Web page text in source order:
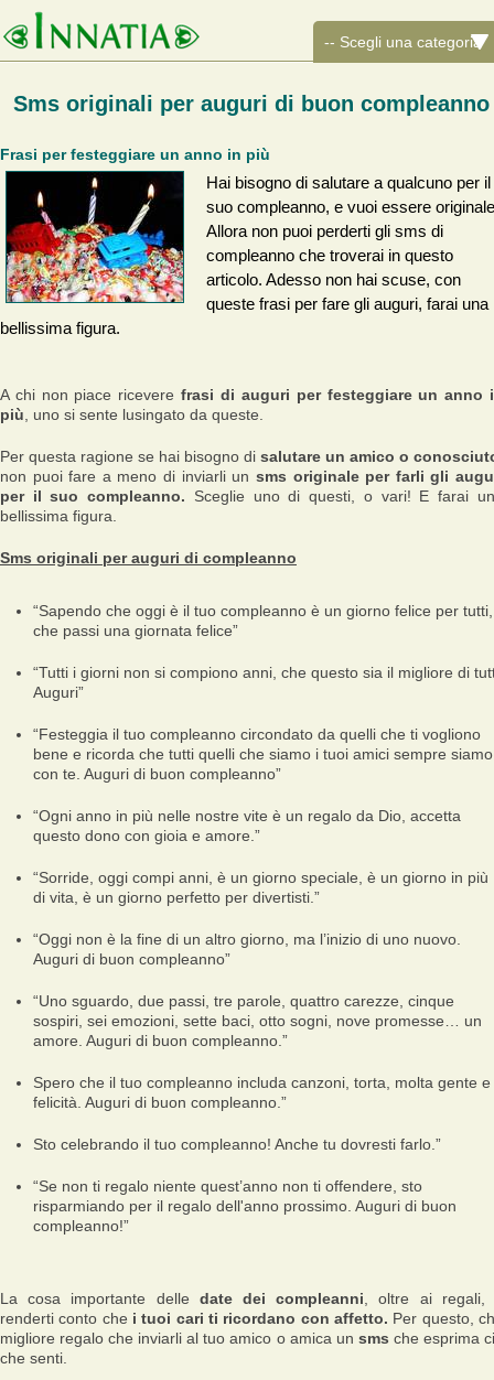
Sms originali per auguri di buon compleanno
Frasi per festeggiare un anno in più
Hai bisogno di salutare a qualcuno per il
suo compleanno, e vuoi essere
Allora non puoi perderti gli sms di
compleanno che troverai in questo
articolo. Adesso non hai scuse, con
queste frasi per fare gli auguri, farai una
bellissima figura.
A chi non piace riceverefrasi di auguri per festeggiare un anno
più , uno si sente lusingato da queste.
Per questa ragione se hai bisogno di salutare un amico o
non puoi fare a meno di inviarli un sms originale per farli gli
per il suo compleanno. Sceglie uno di questi, o vari! E farai
bellissima figura.
Sms originali per auguri di compleanno
“Sapendo che oggi è il tuo compleanno è un giorno felice per tutti,
che passi una giornata felice”
“Tutti i giorni non si compiono anni, che questo sia il migliore di
Auguri”
“Festeggia il tuo compleanno circondato da quelli che ti vogliono
bene e ricorda che tutti quelli che siamo i tuoi amici sempre siamo
con te. Auguri di buon compleanno”
“Ogni anno in più nelle nostre vite è un regalo da Dio, accetta
questo dono con gioia e amore.”
“Sorride, oggi compi anni, è un giorno speciale, è un giorno in più
di vita, è un giorno perfetto per divertisti.”
“Oggi non è la fine di un altro giorno, ma l’inizio di uno nuovo.
Auguri di buon compleanno”
“Uno sguardo, due passi, tre parole, quattro carezze, cinque
sospiri, sei emozioni, sette baci, otto sogni, nove promesse… un
amore. Auguri di buon compleanno.”
Spero che il tuo compleanno includa canzoni, torta, molta gente e
felicità. Auguri di buon compleanno.”
Sto celebrando il tuo compleanno! Anche tu dovresti farlo.”
“Se non ti regalo niente quest’anno non ti offendere, sto
risparmiando per il regalo dell'anno prossimo. Auguri di buon
compleanno!”
La cosa importante delle date dei compleanni , oltre ai regali,
renderti conto che i tuoi cari ti ricordano con affetto. Per questo,
migliore regalo che inviarli al tuo amico o amica un sms che esprima
che senti.